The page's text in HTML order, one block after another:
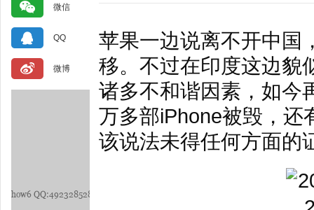
苹果一边说离不开中国
移。不过在印度这边貌
诸多不和谐因素，如今
万多部iPhone被毁，还
该说法未得任何方面的
微信
QQ
微博